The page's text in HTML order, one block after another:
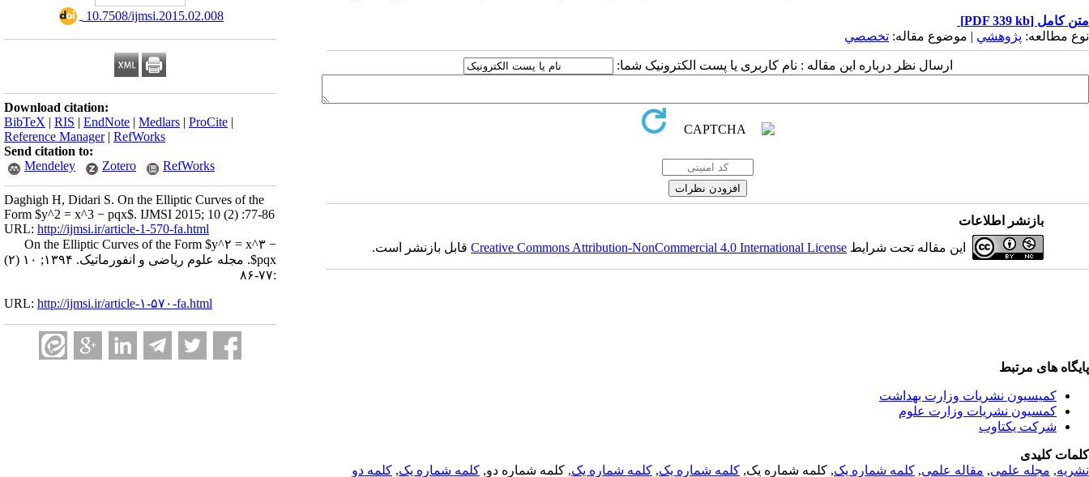
‎ 10.7508/ijmsi.2015.02.008
Download citation:
BibTeX | RIS | EndNote | Medlars | ProCite |
Reference Manager| RefWorks
Send citation to:
Mendeley
Zotero RefWorks
Daghigh H, Didari S. On the Elliptic Curves of the
Form $y^2 = x^3 − pqx$. IJMSI 2015; 10 (2) :77-86
URL: http://ijmsi.ir/article-1-570-fa.html
On the Elliptic Curves of the Form $y^۲ = x^۳ −
pqx$. مجله علوم ریاضی و انفورماتیک. ۱۳۹۴; ۱۰ (۲)
:۷۷-۸۶
URL: http://ijmsi.ir/article-۱-۵۷۰-fa.html
متن کامل [PDF 339 kb]
نوع مطالعه: پژوهشي | موضوع مقاله: تخصصي
ارسال نظر درباره این مقاله : نام کاربری یا پست الکترونیک شما:
بازنشر اطلاعات
این مقاله تحت شرایط Creative Commons Attribution-NonCommercial 4.0 International Licenseقابل بازنشر است.
پایگاه های مرتبط
کمیسیون نشریات وزارت بهداشت
کمسیون نشریات وزارت علوم
شرکت یکتاوب
کلمات کلیدی
نشریه, مجله علمی, مقاله علمی, کلمه شماره یک, کلمه شماره یک, کلمه شماره یک, کلمه شماره یک, کلمه شماره دو, کلمه شماره یک, کلمه دو